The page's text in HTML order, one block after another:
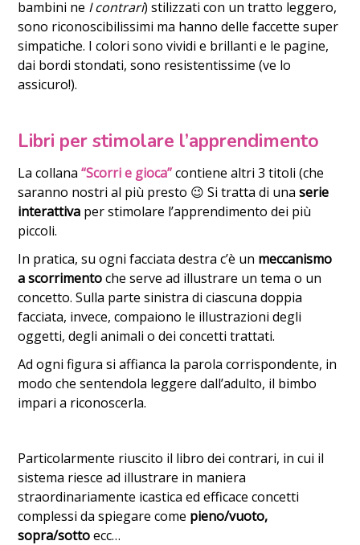
bambini ne I contrari) stilizzati con un tratto leggero,
sono riconoscibilissimi ma hanno delle faccette super
simpatiche. I colori sono vividi e brillanti e le pagine,
dai bordi stondati, sono resistentissime (ve lo
assicuro!).
Libri per stimolare l’apprendimento
La collana “Scorri e gioca”contiene altri 3 titoli (che
saranno nostri al più presto 😉 Si tratta di unaserie
interattiva per stimolare l’apprendimento dei più
piccoli.
In pratica, su ogni facciata destra c’è un meccanismo
a scorrimentoche serve ad illustrare un tema o un
concetto. Sulla parte sinistra di ciascuna doppia
facciata, invece, compaiono le illustrazioni degli
oggetti, degli animali o dei concetti trattati.
Ad ogni figura si affianca la parola corrispondente, in
modo che sentendola leggere dall’adulto, il bimbo
impari a riconoscerla.
Particolarmente riuscito il libro dei contrari, in cui il
sistema riesce ad illustrare in maniera
straordinariamente icastica ed efficace concetti
complessi da spiegare come pieno/vuoto,
sopra/sottoecc…